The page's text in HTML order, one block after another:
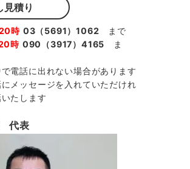
見積り
時 03（5691）1062 まで
時 090（3917）4165 ま
電話に出れない場合があります
メッセージを入れていただけれ
たします
代表